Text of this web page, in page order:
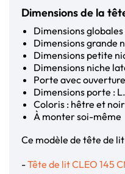
Dimensions de la
Dimensions
Dimensions grande
Dimensions petite
Dimensions niche
Porte avec
Dimensions porte :
Coloris : hêtre et noir
À monter soi-même
Ce modèle de tête de
-Tête de lit CLEO 145